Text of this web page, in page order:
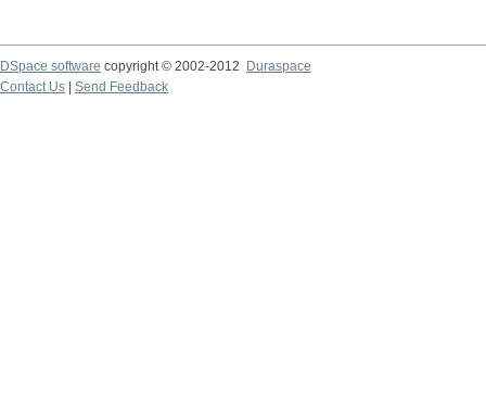
DSpace software copyright © 2002-2012
Duraspace
Contact Us
Send Feedback